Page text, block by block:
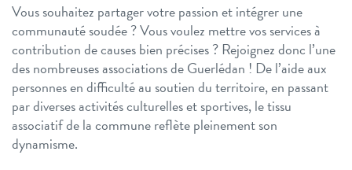
Vous souhaitez partager votre passion et intégrer une
communauté soudée ? Vous voulez mettre vos services à
contribution de causes bien précises ? Rejoignez donc l’une
des nombreuses associations de Guerlédan ! De l’aide aux
personnes en difficulté au soutien du territoire, en passant
par diverses activités culturelles et sportives, le tissu
associatif de la commune reflète pleinement son
dynamisme.